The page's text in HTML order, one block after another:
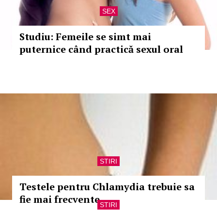
SEX
Studiu: Femeile se simt mai
puternice când practică sexul oral
STIRI
Testele pentru Chlamydia trebuie sa
fie mai frecventeSTIRI